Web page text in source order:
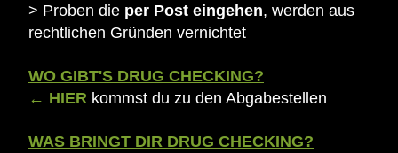
> Proben die per Post eingehen, werden aus
rechtlichen Gründen vernichtet
WO GIBT'S DRUG CHECKING?
← HIER kommst du zu den Abgabestellen
WAS BRINGT DIR DRUG CHECKING?